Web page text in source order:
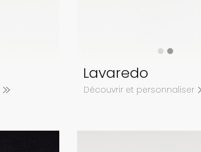
Lavaredo
Découvrir et personnaliser